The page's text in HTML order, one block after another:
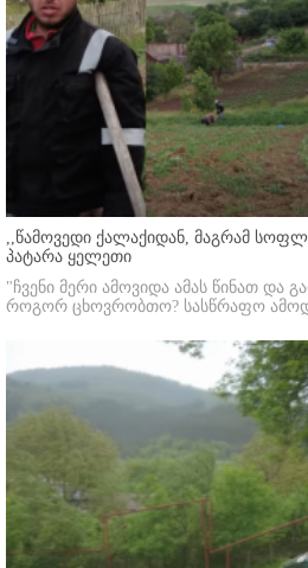
,,წამოვედი ქალაქიდან, მაგრამ
პატარა ყელეთი
"ჩვენი მერი ამოვიდა ამას წინათ და
როგორ ცხოვრობთო? სასწრაფო